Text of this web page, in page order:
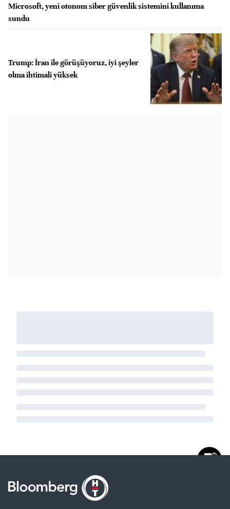
Microsoft, yeni otonom siber güvenlik sistemini kullanıma
sundu
Trump: İran ile görüşüyoruz, iyi şeyler
olma ihtimali yüksek